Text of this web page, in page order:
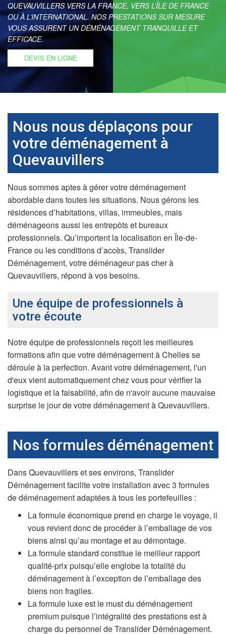
QUEVAUVILLERS VERS LA FRANCE, VERS L’ÎLE DE FRANCE
OU À L’INTERNATIONAL. NOS PRESTATIONS SUR MESURE
VOUS ASSURENT UN DÉMÉNAGEMENT TRANQUILLE ET
EFFICACE.
DEVIS EN LIGNE
Nous nous déplaçons pour
votre déménagement à
Quevauvillers
Nous sommes aptes à gérer votre déménagement
abordable dans toutes les situations. Nous gérons les
résidences d’habitations, villas, immeubles, mais
déménageons aussi les entrepôts et bureaux
professionnels. Qu’importent la localisation en Île-de-
France ou les conditions d’accès, Translider
Déménagement, votre déménageur pas cher à
Quevauvillers, répond à vos besoins.
Une équipe de professionnels à
votre écoute
Notre équipe de professionnels reçoit les meilleures
formations afin que votre déménagement à Chelles se
déroule à la perfection. Avant votre déménagement, l'un
d'eux vient automatiquement chez vous pour vérifier la
logistique et la faisabilité, afin de n'avoir aucune mauvaise
surprise le jour de votre déménagement à Quevauvillers.
Nos formules déménagement
Dans Quevauvillers et ses environs, Translider
Déménagement facilite votre installation avec 3 formules
de déménagement adaptées à tous les portefeuilles :
La formule économique prend en charge le voyage, il
vous revient donc de procéder à l’emballage de vos
biens ainsi qu’au montage et au démontage.
La formule standard constitue le meilleur rapport
qualité-prix puisqu’elle englobe la totalité du
déménagement à l’exception de l’emballage des
biens non fragiles.
La formule luxe est le must du déménagement
premium puisque l’intégralité des prestations est à
charge du personnel de Translider Déménagement.